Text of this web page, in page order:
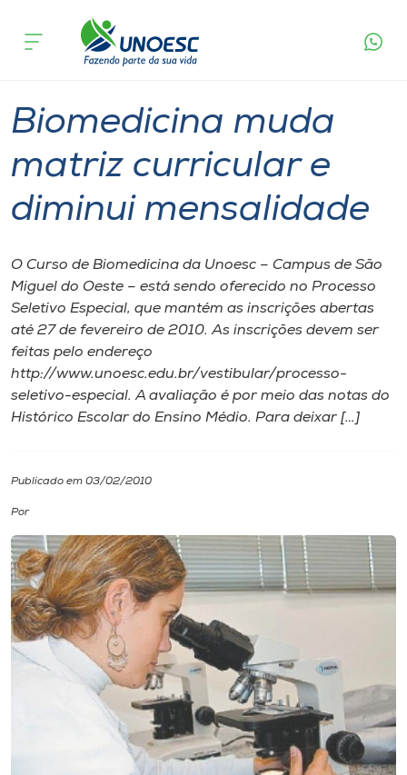
Cursos
Atendimento ao Estudante
Portal de Ensino
A
Internacionalização
Cultura
CPA
Biblioteca
acontece
Biomedicina muda
matriz curricular e
diminui mensalidade
O Curso de Biomedicina da Unoesc – Campus de São
Miguel do Oeste – está sendo oferecido no Processo
Seletivo Especial, que mantém as inscrições abertas
até 27 de fevereiro de 2010. As inscrições devem ser
feitas pelo endereço
http://www.unoesc.edu.br/vestibular/processo-
seletivo-especial. A avaliação é por meio das notas do
Histórico Escolar do Ensino Médio. Para deixar […]
Publicado em 03/02/2010
Por